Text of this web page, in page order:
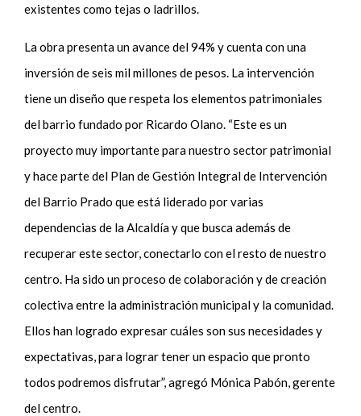
existentes como tejas o ladrillos.
La obra presenta un avance del 94% y cuenta con una
inversión de seis mil millones de pesos. La intervención
tiene un diseño que respeta los elementos patrimoniales
del barrio fundado por Ricardo Olano. “Este es un
proyecto muy importante para nuestro sector patrimonial
y hace parte del Plan de Gestión Integral de Intervención
del Barrio Prado que está liderado por varias
dependencias de la Alcaldía y que busca además de
recuperar este sector, conectarlo con el resto de nuestro
centro. Ha sido un proceso de colaboración y de creación
colectiva entre la administración municipal y la comunidad.
Ellos han logrado expresar cuáles son sus necesidades y
expectativas, para lograr tener un espacio que pronto
todos podremos disfrutar”, agregó Mónica Pabón, gerente
del centro.